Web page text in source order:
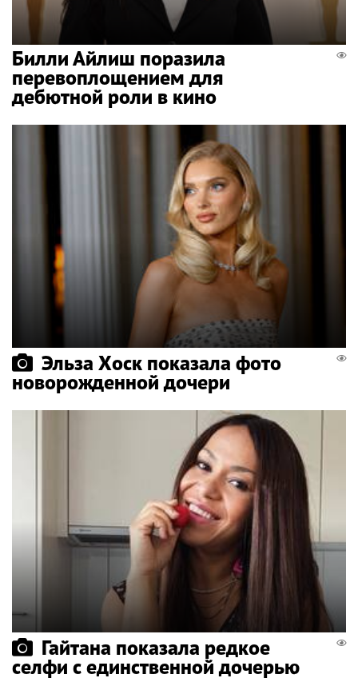
Билли Айлиш поразила
перевоплощением для
дебютной роли в кино
Эльза Хоск показала фото
новорожденной дочери
Гайтана показала редкое
селфи с единственной дочерью